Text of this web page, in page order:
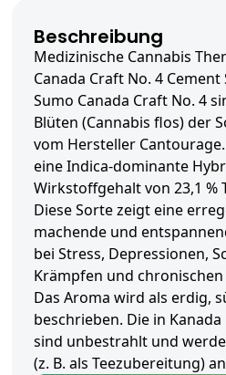
Beschreibung
Medizinische Cannabis
Canada Craft No. 4 Cement
Sumo Canada Craft No. 4
Blüten (Cannabis flos) der
vom Hersteller
eine Indica-dominante
Wirkstoffgehalt von 23,1 %
Diese Sorte zeigt eine
machende und
bei Stress, Depressionen,
Krämpfen und
Das Aroma wird als erdig,
beschrieben. Die in
sind unbestrahlt und
(z. B. als Teezubereitung)